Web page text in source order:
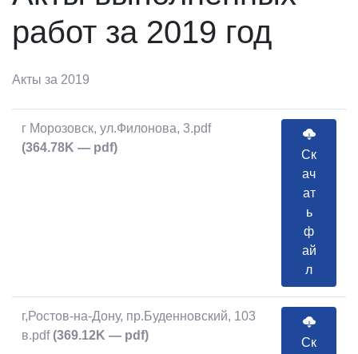
работ за 2019 год
Акты за 2019
г Морозовск, ул.Филонова, 3.pdf
(364.78K — pdf)
Ск
ач
ат
ь
ф
ай
л
г,Ростов-на-Дону, пр.Буденновский, 103
в.pdf (369.12K — pdf)
Ск